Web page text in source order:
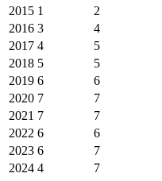
2015 1 2
2016 3 4
2017 4 5
2018 5 5
2019 6 6
2020 7 7
2021 7 7
2022 6 6
2023 6 7
2024 4 7